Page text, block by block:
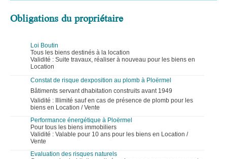
Obligations du propriétaire
Loi Boutin
Tous les biens destinés à la location
Validité : Suite travaux, réaliser à nouveau pour les biens en
Location
Constat de risque dexposition au plomb à Ploërmel
Bâtiments servant dhabitation construits avant 1949
Validité : Illimité sauf en cas de présence de plomb pour les
biens en Location / Vente
Performance énergétique à Ploërmel
Pour tous les biens immobiliers
Validité : Valable pour 10 ans pour les biens en Location /
Vente
Evaluation des risques naturels